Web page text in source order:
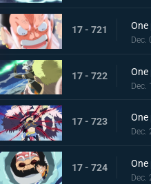
17 - 721
Dec.
17 - 722
Dec.
17 - 723
Dec.
17 - 724
Dec.